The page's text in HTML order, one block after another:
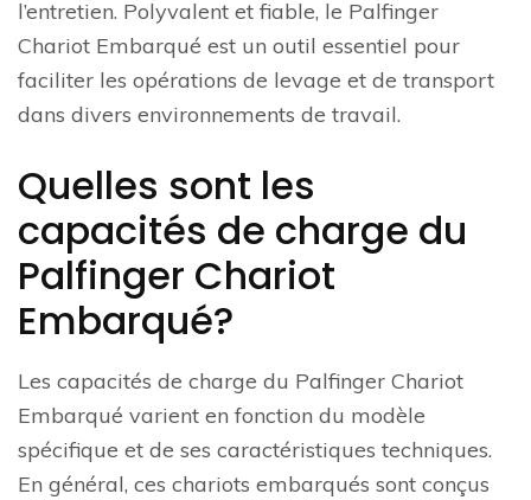
l’entretien. Polyvalent et fiable, le Palfinger
Chariot Embarqué est un outil essentiel pour
faciliter les opérations de levage et de transport
dans divers environnements de travail.
Quelles sont les
capacités de charge du
Palfinger Chariot
Embarqué?
Les capacités de charge du Palfinger Chariot
Embarqué varient en fonction du modèle
spécifique et de ses caractéristiques techniques.
En général, ces chariots embarqués sont conçus